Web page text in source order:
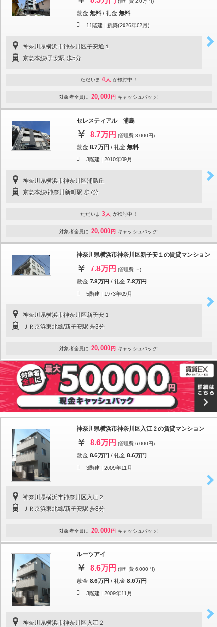
(管理費 2.0万円)
敷金 無料 /礼金 無料
11階建 | 新築(2026年02月)
神奈川県横浜市神奈川区子安通１
京急本線/子安駅 歩5分
ただいま 4人 が検討中！
対象者全員に 20,000 円 キャッシュバック!
セレスティアル 浦島
8.7万円 (管理費 3,000円)
敷金 8.7万円 /礼金 無料
3階建 | 2010年09月
神奈川県横浜市神奈川区浦島丘
京急本線/神奈川新町駅 歩7分
ただいま 3人 が検討中！
対象者全員に 20,000 円 キャッシュバック!
神奈川県横浜市神奈川区新子安１の賃貸マンション
7.8万円 (管理費 －)
敷金 7.8万円 /礼金 7.8万円
5階建 | 1973年09月
神奈川県横浜市神奈川区新子安１
ＪＲ京浜東北線/新子安駅 歩3分
対象者全員に 20,000 円 キャッシュバック!
神奈川県横浜市神奈川区入江２の賃貸マンション
8.6万円 (管理費 6,000円)
敷金 8.6万円 /礼金 8.6万円
3階建 | 2009年11月
神奈川県横浜市神奈川区入江２
ＪＲ京浜東北線/新子安駅 歩8分
対象者全員に 20,000 円 キャッシュバック!
ルーツアイ
8.6万円 (管理費 6,000円)
敷金 8.6万円 /礼金 8.6万円
3階建 | 2009年11月
神奈川県横浜市神奈川区入江２